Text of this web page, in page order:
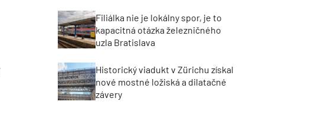
Filiálka nie je lokálny spor, je to
kapacitná otázka železničného
uzla Bratislava
Historický viadukt v Zürichu získal
nové mostné ložiská a dilatačné
závery